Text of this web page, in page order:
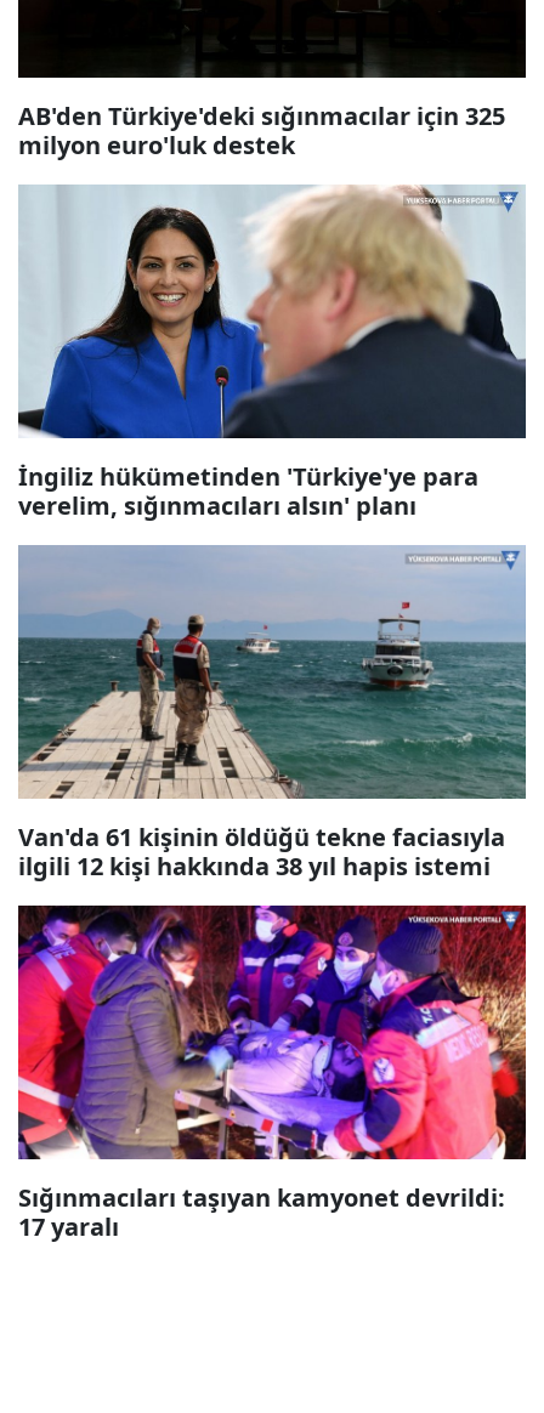
AB'den Türkiye'deki sığınmacılar için 325
milyon euro'luk destek
İngiliz hükümetinden 'Türkiye'ye para
verelim, sığınmacıları alsın' planı
Van'da 61 kişinin öldüğü tekne faciasıyla
ilgili 12 kişi hakkında 38 yıl hapis istemi
Sığınmacıları taşıyan kamyonet devrildi:
17 yaralı